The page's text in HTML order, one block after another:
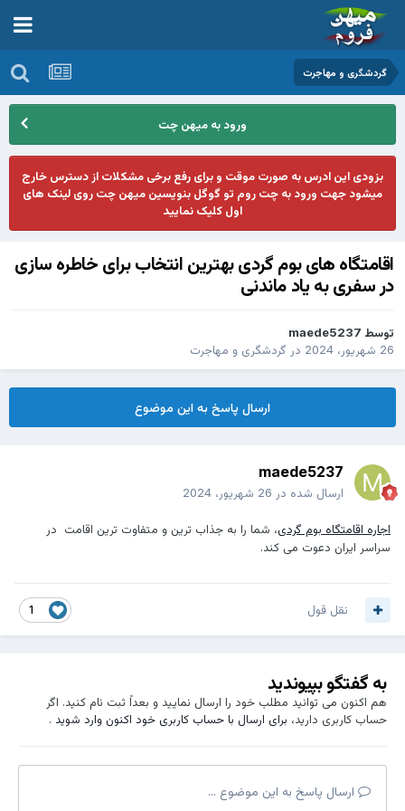
گردشگری و مهاجرت
ورود به میهن چت
بزودی این ادرس به صورت موقت و برای رفع برخی مشکلات از دسترس خارج
میشود جهت ورود به چت روم تو گوگل بنویسین میهن چت روی لینک های
اول کلیک نمایید
اقامتگاه های بوم گردی بهترین انتخاب برای خاطره سازی
در سفری به یاد ماندنی
توسط maede5237
26 شهریور، 2024
در گردشگری و مهاجرت
ارسال پاسخ به این موضوع
maede5237
ارسال شده در 26 شهریور، 2024
اجاره اقامتگاه بوم گردی، شما را به جذاب ترین و متفاوت ترین اقامت در
سراسر ایران دعوت می کند.
نقل قول
به گفتگو بپیوندید
هم اکنون می توانید مطلب خود را ارسال نمایید و بعداً ثبت نام کنید. اگر
حساب کاربری دارید، برای ارسال با حساب کاربری خود اکنون وارد شوید.
ارسال پاسخ به این موضوع ...